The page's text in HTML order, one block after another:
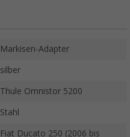
Markisen-Adapter
silber
Thule Omnistor 5200
Stahl
Fiat Ducato 250 (2006 bis